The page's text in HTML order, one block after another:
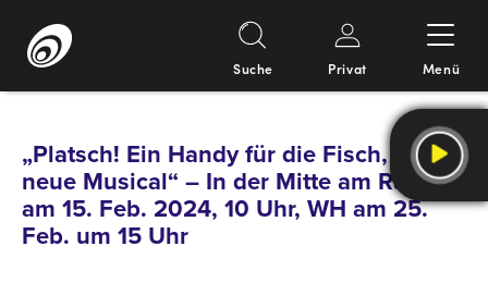
Inhalt
Suche Privat Menü
„Platsch! Ein Handy für die Fisch, das
neue Musical“ – In der Mitte am Rand
am 15. Feb. 2024, 10 Uhr, WH am 25.
Feb. um 15 Uhr